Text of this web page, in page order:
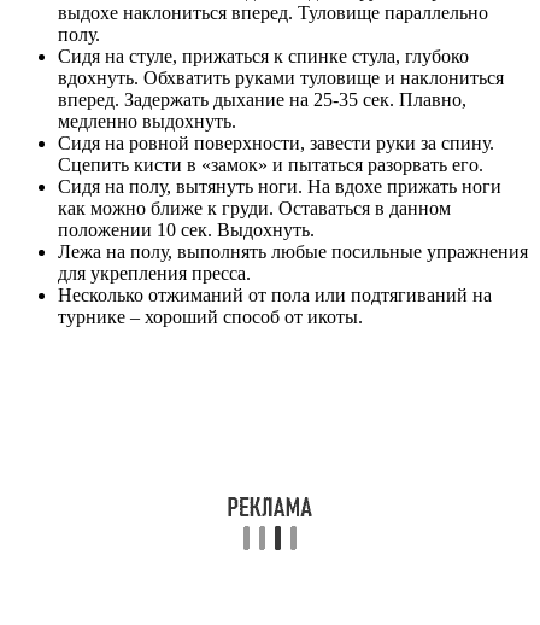
выдохе наклониться вперед. Туловище параллельно
полу.
Сидя на стуле, прижаться к спинке стула, глубоко
вдохнуть. Обхватить руками туловище и наклониться
вперед. Задержать дыхание на 25-35 сек. Плавно,
медленно выдохнуть.
Сидя на ровной поверхности, завести руки за спину.
Сцепить кисти в «замок» и пытаться разорвать его.
Сидя на полу, вытянуть ноги. На вдохе прижать ноги
как можно ближе к груди. Оставаться в данном
положении 10 сек. Выдохнуть.
Лежа на полу, выполнять любые посильные упражнения
для укрепления пресса.
Несколько отжиманий от пола или подтягиваний на
турнике – хороший способ от икоты.